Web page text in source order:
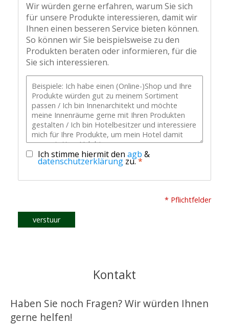
Wir würden gerne erfahren, warum Sie sich
für unsere Produkte interessieren, damit wir
Ihnen einen besseren Service bieten können.
So können wir Sie beispielsweise zu den
Produkten beraten oder informieren, für die
Sie sich interessieren.
Ich stimme hiermit den agb &
datenschutzerklärung zu.*
* Pflichtfelder
verstuur
Kontakt
Haben Sie noch Fragen? Wir würden Ihnen
gerne helfen!